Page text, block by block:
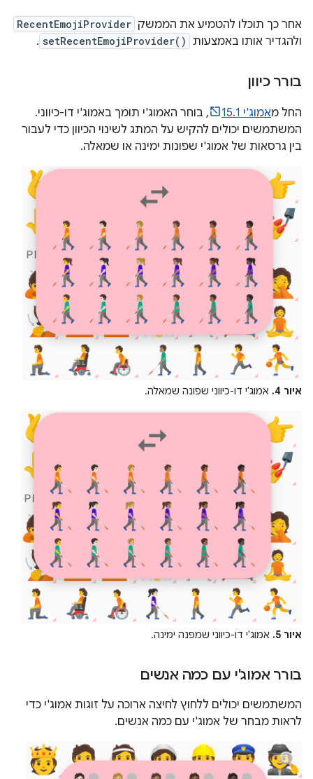
אחר כך תוכלו להטמיע את הממשק RecentEmojiProvider
ולהגדיר אותו באמצעות setRecentEmojiProvider()
.
בורר כיוון
החל מאמוג'י 15.1
, בוחר האמוג'י תומך באמוג'י דו-כיווני.
המשתמשים יכולים להקיש על המתג לשינוי הכיוון כדי לעבור
בין גרסאות של אמוג'י שפונות ימינה או שמאלה.
איור 4. אמוג'י דו-כיווני שפונה שמאלה.
איור 5. אמוג'י דו-כיווני שמפנה ימינה.
בורר אמוג'י עם כמה אנשים
המשתמשים יכולים ללחוץ לחיצה ארוכה על זוגות אמוג'י כדי
לראות מבחר של אמוג'י עם כמה אנשים.